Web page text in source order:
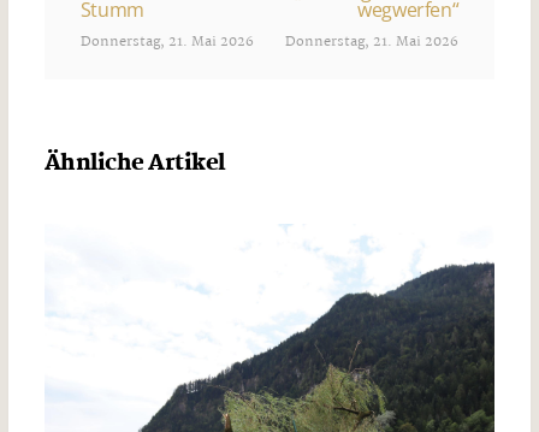
Stumm
Donnerstag, 21. Mai 2026
wegwerfen“
Donnerstag, 21. Mai 2026
Ähnliche Artikel